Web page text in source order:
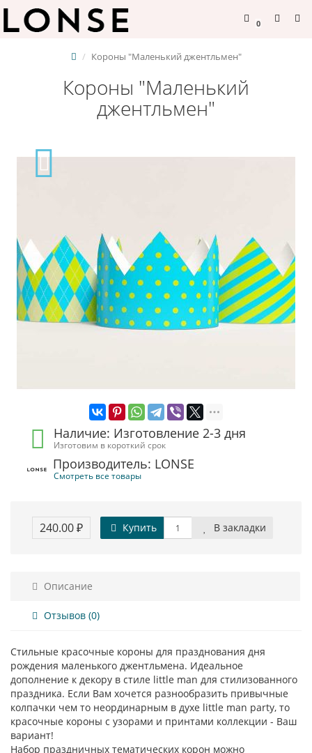
0
Короны "Маленький джентльмен"
Короны "Маленький
джентльмен"
Наличие: Изготовление 2-3 дня
Изготовим в короткий срок
Производитель: LONSE
Смотреть все товары
240.00 ₽ Купить В закладки
Описание
Отзывов (0)
Стильные красочные короны для празднования дня
рождения маленького джентльмена. Идеальное
дополнение к декору в стиле little man для стилизованного
праздника. Если Вам хочется разнообразить привычные
колпачки чем то неординарным в духе little man party, то
красочные короны с узорами и принтами коллекции - Ваш
вариант!
Набор праздничных тематических корон можно